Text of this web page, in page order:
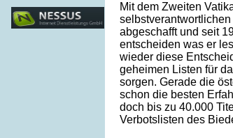
Mit dem Zweiten
abgeschafft und seit
entscheiden was er
wieder diese
geheimen Listen für
sorgen. Gerade die
schon die besten
doch bis zu 40.000
Verbotslisten des